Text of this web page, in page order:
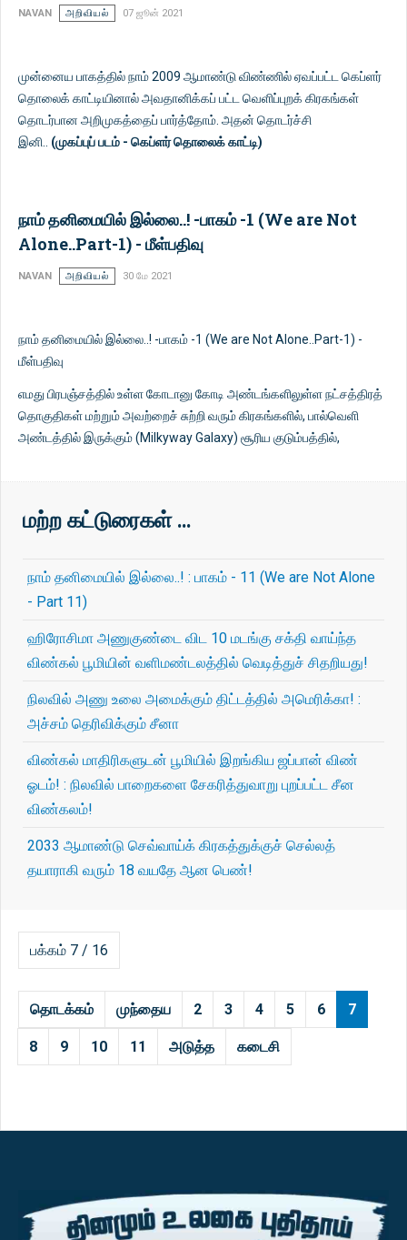
NAVAN அறிவியல் 07 ஜூன் 2021
முன்னைய பாகத்தில் நாம் 2009 ஆமாண்டு விண்ணில் ஏவப்பட்ட கெப்ளர்
தொலைக் காட்டியினால் அவதானிக்கப் பட்ட வெளிப்புறக் கிரகங்கள்
தொடர்பான அறிமுகத்தைப் பார்த்தோம். அதன் தொடர்ச்சி
இனி.. (முகப்புப் படம் - கெப்ளர் தொலைக் காட்டி)
நாம் தனிமையில் இல்லை..! -பாகம் -1 (We are Not
Alone..Part-1) - மீள்பதிவு
NAVAN அறிவியல் 30 மே 2021
நாம் தனிமையில் இல்லை..! -பாகம் -1 (We are Not Alone..Part-1) -
மீள்பதிவு
எமது பிரபஞ்சத்தில் உள்ள கோடானு கோடி அண்டங்களிலுள்ள நட்சத்திரத்
தொகுதிகள் மற்றும் அவற்றைச் சுற்றி வரும் கிரகங்களில், பால்வெளி
அண்டத்தில் இருக்கும் (Milkyway Galaxy) சூரிய குடும்பத்தில்,
மற்ற கட்டுரைகள் …
நாம் தனிமையில் இல்லை..! : பாகம் - 11 (We are Not Alone
- Part 11)
ஹிரோசிமா அணுகுண்டை விட 10 மடங்கு சக்தி வாய்ந்த
விண்கல் பூமியின் வளிமண்டலத்தில் வெடித்துச் சிதறியது!
நிலவில் அணு உலை அமைக்கும் திட்டத்தில் அமெரிக்கா! :
அச்சம் தெரிவிக்கும் சீனா
விண்கல் மாதிரிகளுடன் பூமியில் இறங்கிய ஜப்பான் விண்
ஓடம்! : நிலவில் பாறைகளை சேகரித்துவாறு புறப்பட்ட சீன
விண்கலம்!
2033 ஆமாண்டு செவ்வாய்க் கிரகத்துக்குச் செல்லத்
தயாராகி வரும் 18 வயதே ஆன பெண்!
பக்கம் 7 / 16
தொடக்கம் முந்தைய 2 3 4 5 6 7
8 9 10 11 அடுத்த கடைசி